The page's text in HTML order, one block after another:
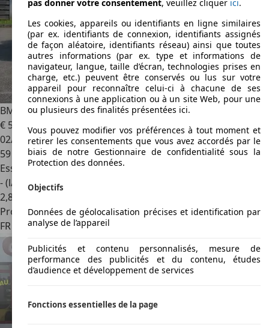
BMW 340BMW M340I XDRIVE 374CH – PAS DE MALUS
€ 53 990
02/2020
59 990 km
Essence
- (l/100 km)
2,8
Professionnel
FR 38190Villard-bonnot
pas donner votre consentement, veuillez cliquer ici.
Les cookies, appareils ou identifiants en ligne similaires
(par ex. identifiants de connexion, identifiants assignés
de façon aléatoire, identifiants réseau) ainsi que toutes
autres informations (par ex. type et informations de
navigateur, langue, taille d’écran, technologies prises en
charge, etc.) peuvent être conservés ou lus sur votre
appareil pour reconnaître celui-ci à chacune de ses
connexions à une application ou à un site Web, pour une
ou plusieurs des finalités présentées ici.
Vous pouvez modifier vos préférences à tout moment et
retirer les consentements que vous avez accordés par le
biais de notre Gestionnaire de confidentialité sous la
Protection des données.
Objectifs
Données de géolocalisation précises et identification par
analyse de l’appareil
Publicités et contenu personnalisés, mesure de
performance des publicités et du contenu, études
d’audience et développement de services
Fonctions essentielles de la page